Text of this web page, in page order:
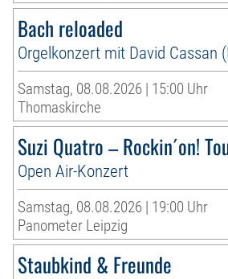
Bach reloaded
Orgelkonzert mit David Cassan
Samstag, 08.08.2026 | 15:00 Uhr
Thomaskirche
Suzi Quatro – Rockin´on!
Open Air-Konzert
Samstag, 08.08.2026 | 19:00 Uhr
Panometer Leipzig
Staubkind & Freunde